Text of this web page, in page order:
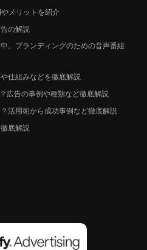
メリットを紹介
の解説
。ブランディングのための音声番組
仕組みなどを徹底解説
広告の事例や種類など徹底解説
活用術から成功事例など徹底解説
底解説